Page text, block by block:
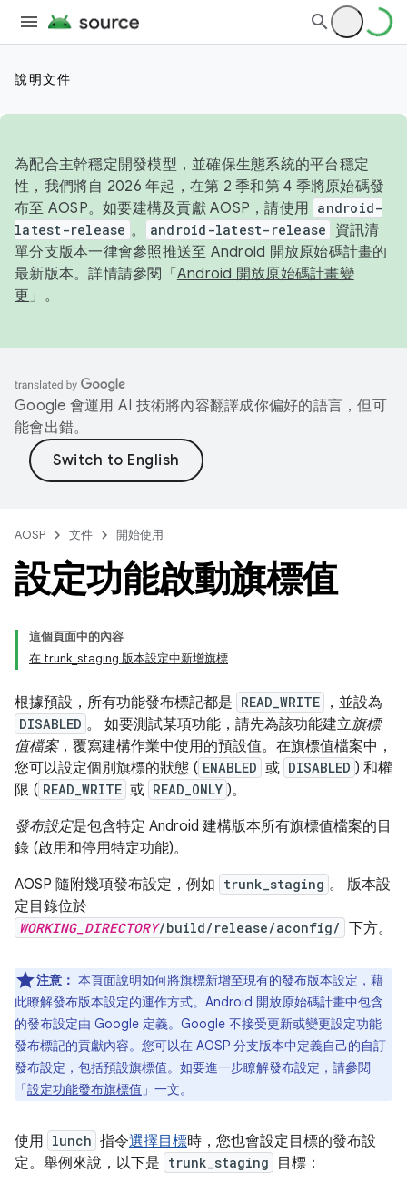
說明文件
為配合主幹穩定開發模型，並確保生態系統的平台穩定
性，我們將自 2026 年起，在第 2 季和第 4 季將原始碼發
布至 AOSP。如要建構及貢獻 AOSP，請使用 android-
latest-release 。 android-latest-release
資訊清
單分支版本一律會參照推送至 Android 開放原始碼計畫的
最新版本。詳情請參閱「 Android 開放原始碼計畫變
更 」。
Google 會運用 AI 技術將內容翻譯成你偏好的語言，但可
能會出錯。
AOSP 文件 開始使用
設定功能啟動旗標值
這個頁面中的內容
在 trunk_staging 版本設定中新增旗標
根據預設，所有功能發布標記都是 READ_WRITE ，並設為
DISABLED 。 如要測試某項功能，請先為該功能建立旗標
值檔案，覆寫建構作業中使用的預設值。在旗標值檔案中，
您可以設定個別旗標的狀態 ( ENABLED 或 DISABLED ) 和權
限 ( READ_WRITE 或 READ_ONLY )。
發布設定是包含特定 Android 建構版本所有旗標值檔案的目
錄 (啟用和停用特定功能)。
AOSP 隨附幾項發布設定，例如 trunk_staging 。 版本設
定目錄位於
WORKING_DIRECTORY/build/release/aconfig/ 下方。
注意： 本頁面說明如何將旗標新增至現有的發布版本設定，藉
此瞭解發布版本設定的運作方式。Android 開放原始碼計畫中包含
的發布設定由 Google 定義。Google 不接受更新或變更設定功能
發布標記的貢獻內容。您可以在 AOSP 分支版本中定義自己的自訂
發布設定，包括預設旗標值。如要進一步瞭解發布設定，請參閱
「設定功能發布旗標值 」一文。
使用 lunch 指令選擇目標時，您也會設定目標的發布設
定。舉例來說，以下是 trunk_staging 目標：